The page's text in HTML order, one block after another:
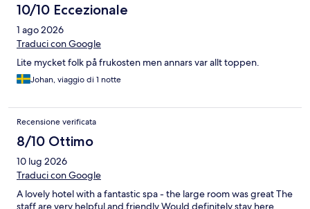
10/10 Eccezionale
1 ago 2026
Traduci con Google
Lite mycket folk på frukosten men annars var allt toppen.
Johan, viaggio di 1 notte
Recensione verificata
8/10 Ottimo
10 lug 2026
Traduci con Google
A lovely hotel with a fantastic spa - the large room was great The
staff are very helpful and friendly Would definitely stay here